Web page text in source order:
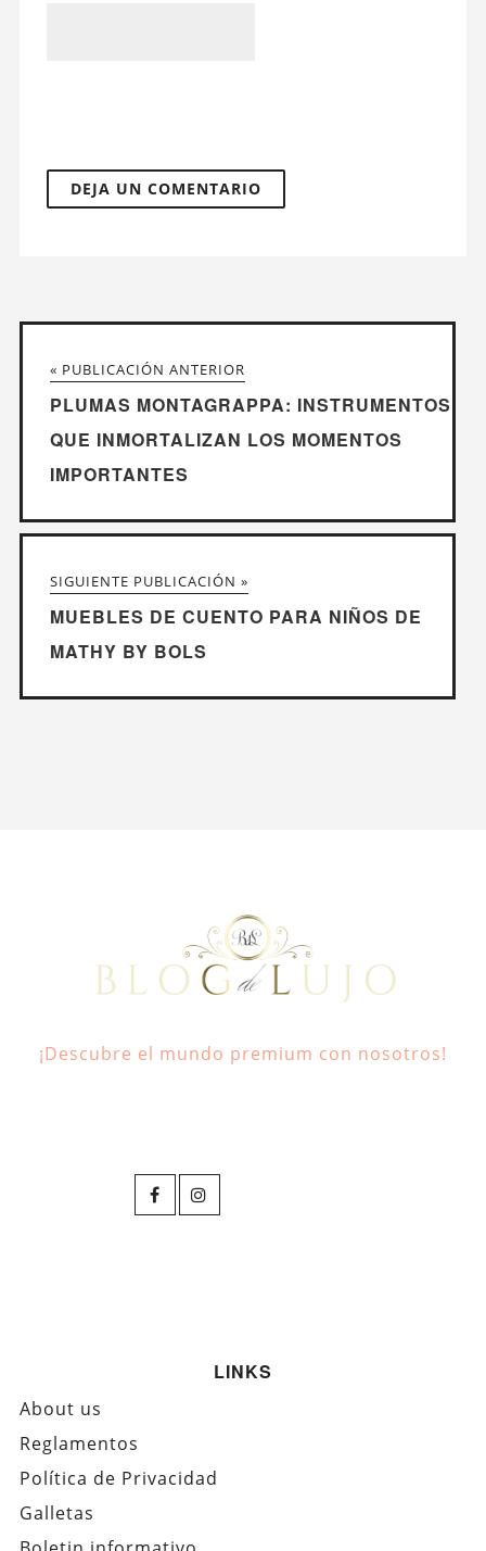
« PUBLICACIÓN ANTERIOR
PLUMAS MONTAGRAPPA: INSTRUMENTOS
QUE INMORTALIZAN LOS MOMENTOS
IMPORTANTES
SIGUIENTE PUBLICACIÓN »
MUEBLES DE CUENTO PARA NIÑOS DE
MATHY BY BOLS
¡Descubre el mundo premium con nosotros!
LINKS
About us
Reglamentos
Política de Privacidad
Galletas